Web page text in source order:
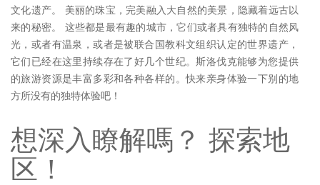
文化遗产。 美丽的珠宝，完美融入大自然的美景，隐藏着远古以
来的秘密。 这些都是最有趣的城市，它们或者具有独特的自然风
光，或者有温泉，或者是被联合国教科文组织认定的世界遗产，
它们已经在这里持续存在了好几个世纪。斯洛伐克能够为您提供
的旅游资源是丰富多彩和各种各样的。快来亲身体验一下别的地
方所没有的独特体验吧！
想深入瞭解嗎？ 探索地
区！